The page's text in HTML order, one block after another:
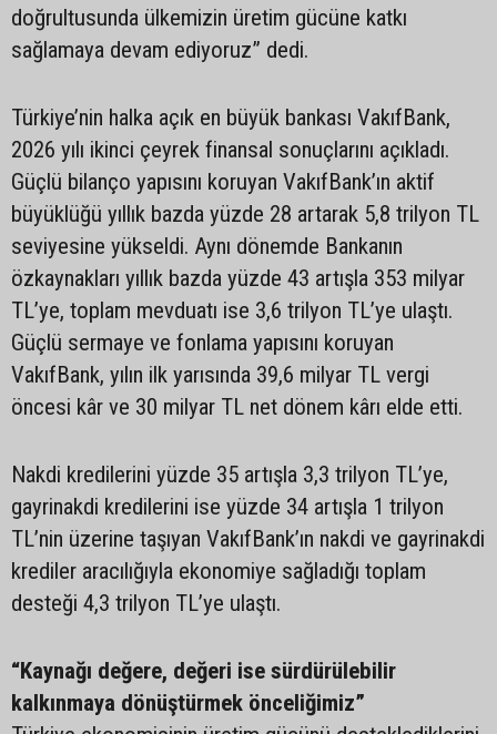
doğrultusunda ülkemizin üretim gücüne katkı
sağlamaya devam ediyoruz” dedi.
Türkiye’nin halka açık en büyük bankası VakıfBank,
2026 yılı ikinci çeyrek finansal sonuçlarını açıkladı.
Güçlü bilanço yapısını koruyan VakıfBank’ın aktif
büyüklüğü yıllık bazda yüzde 28 artarak 5,8 trilyon TL
seviyesine yükseldi. Aynı dönemde Bankanın
özkaynakları yıllık bazda yüzde 43 artışla 353 milyar
TL’ye, toplam mevduatı ise 3,6 trilyon TL’ye ulaştı.
Güçlü sermaye ve fonlama yapısını koruyan
VakıfBank, yılın ilk yarısında 39,6 milyar TL vergi
öncesi kâr ve 30 milyar TL net dönem kârı elde etti.
Nakdi kredilerini yüzde 35 artışla 3,3 trilyon TL’ye,
gayrinakdi kredilerini ise yüzde 34 artışla 1 trilyon
TL’nin üzerine taşıyan VakıfBank’ın nakdi ve gayrinakdi
krediler aracılığıyla ekonomiye sağladığı toplam
desteği 4,3 trilyon TL’ye ulaştı.
“Kaynağı değere, değeri ise sürdürülebilir
kalkınmaya dönüştürmek önceliğimiz”